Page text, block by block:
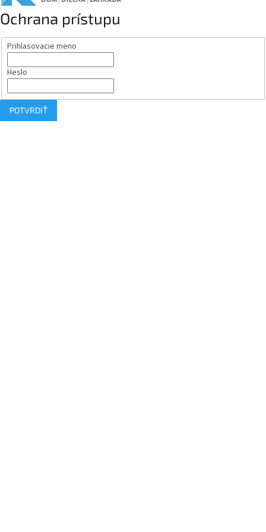
Ochrana prístupu
Prihlasovacie meno
Heslo
POTVRDIŤ